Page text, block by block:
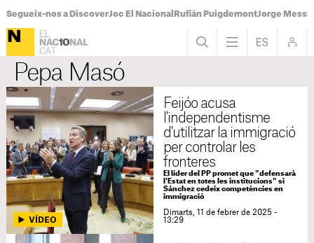
Segueix-nos a DiscoverJoc El Nacional Rufián PuigdemontJorge Messi
Pepa Masó
Feijóo acusa
l'independentisme
d'utilitzar la immigració
per controlar les
fronteres
El líder del PP promet que "defensarà
l'Estat en totes les institucions" si
Sánchez cedeix competències en
immigració
Dimarts, 11 de febrer de 2025 -
13:29